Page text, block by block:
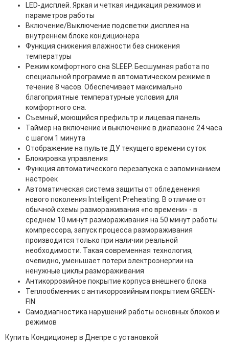
LED-дисплей. Яркая и четкая индикация режимов и
параметров работы
Включение/Выключение подсветки дисплея на
внутреннем блоке кондиционера
Функция снижения влажности без снижения
температуры
Режим комфортного сна SLЕЕР. Бесшумная работа по
специальной программе в автоматическом режиме в
течение 8 часов. Обеспечивает максимально
благоприятные температурные условия для
комфортного сна.
Съемный, моющийся префильтр и лицевая панель
Таймер на включение и выключение в диапазоне 24 часа
с шагом 1 минута
Отображение на пульте ДУ текущего времени суток
Блокировка управления
Функция автоматического перезапуска с запоминанием
настроек
Автоматическая система защиты от обледенения
нового поколения Intelligent Preheating. В отличие от
обычной схемы размораживания «по времени» - в
среднем 10 минут размораживания на 50 минут работы
компрессора, запуск процесса размораживания
производится только при наличии реальной
необходимости. Такая современная технология,
очевидно, уменьшает потери электроэнергии на
ненужные циклы размораживания
Антикоррозийное покрытие корпуса внешнего блока
Теплообменник с антикоррозийным покрытием GREEN-
FIN
Самодиагностика нарушений работы основных блоков и
режимов
Купить Кондиционер в Днепре с установкой